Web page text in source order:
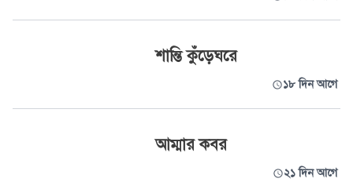
শান্তি কুঁড়েঘরে
১৮ দিন আগে
আম্মার কবর
২১ দিন আগে